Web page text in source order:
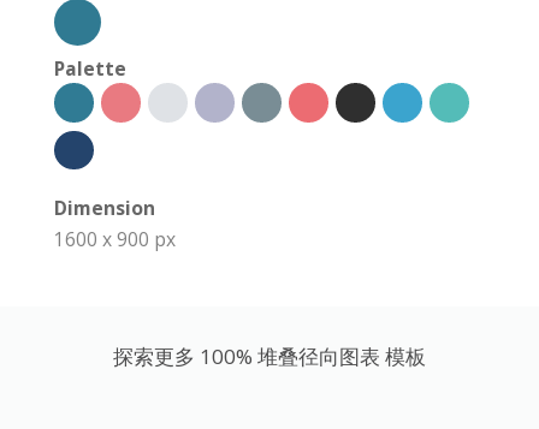
Palette
Dimension
1600 x 900 px
探索更多 100% 堆叠径向图表 模板